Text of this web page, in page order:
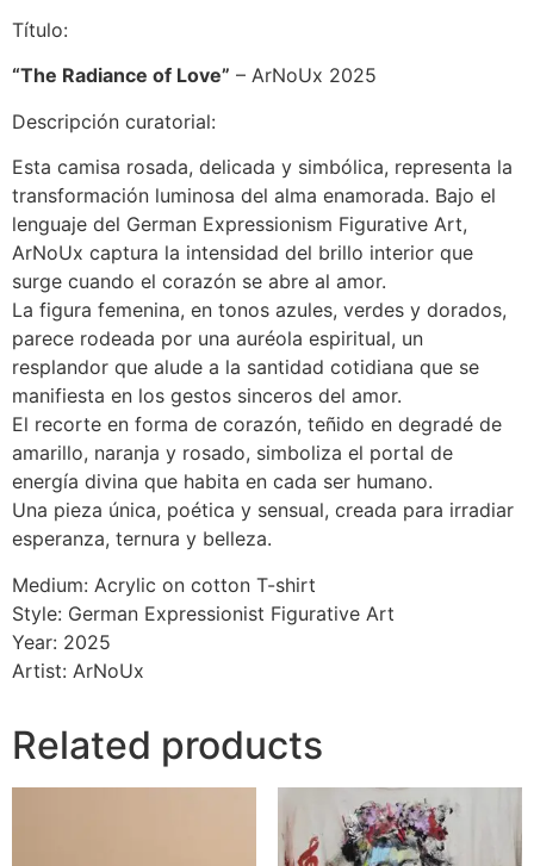
Título:
“The Radiance of Love” – ArNoUx 2025
Descripción curatorial:
Esta camisa rosada, delicada y simbólica, representa la
transformación luminosa del alma enamorada. Bajo el
lenguaje del German Expressionism Figurative Art,
ArNoUx captura la intensidad del brillo interior que
surge cuando el corazón se abre al amor.
La figura femenina, en tonos azules, verdes y dorados,
parece rodeada por una auréola espiritual, un
resplandor que alude a la santidad cotidiana que se
manifiesta en los gestos sinceros del amor.
El recorte en forma de corazón, teñido en degradé de
amarillo, naranja y rosado, simboliza el portal de
energía divina que habita en cada ser humano.
Una pieza única, poética y sensual, creada para irradiar
esperanza, ternura y belleza.
Medium: Acrylic on cotton T-shirt
Style: German Expressionist Figurative Art
Year: 2025
Artist: ArNoUx
Related products